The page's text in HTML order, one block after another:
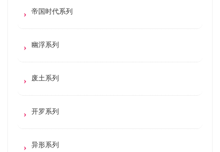
帝国时代系列
幽浮系列
废土系列
开罗系列
异形系列